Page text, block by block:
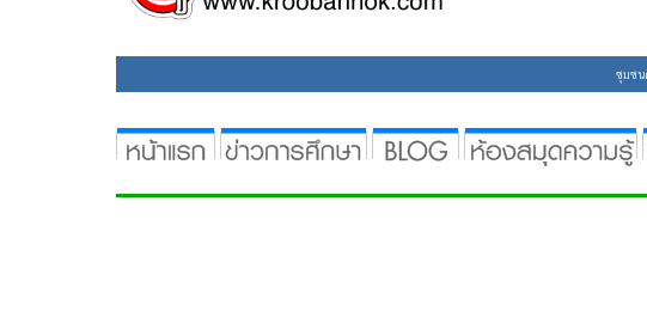
ชุมชน